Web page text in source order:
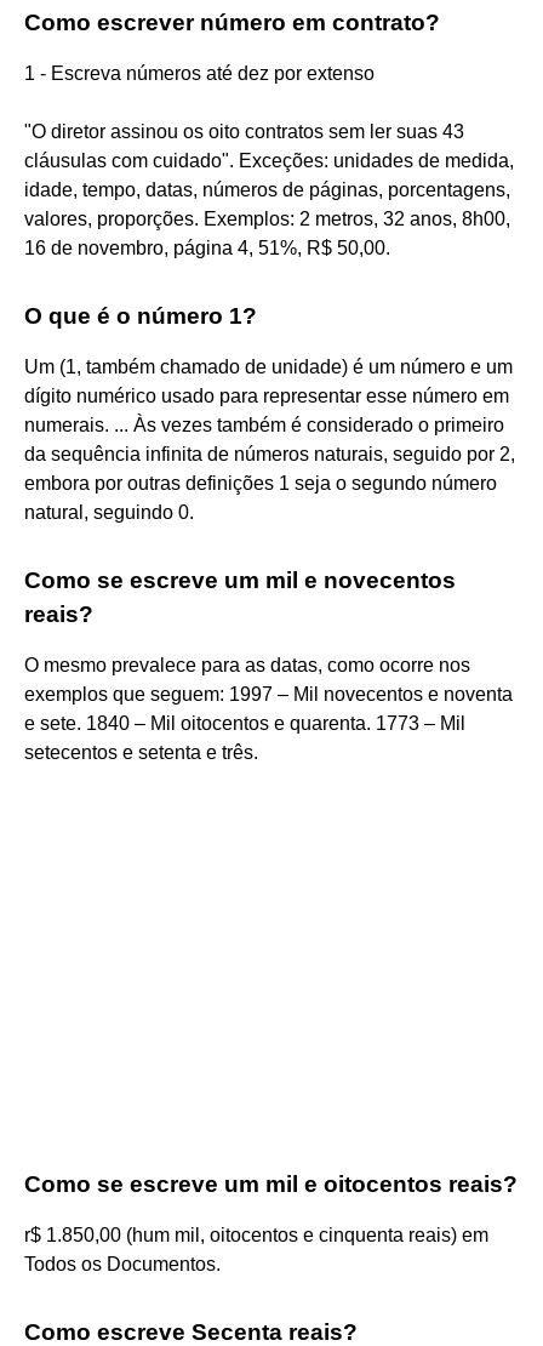
Como escrever número em contrato?
1 - Escreva números até dez por extenso
"O diretor assinou os oito contratos sem ler suas 43
cláusulas com cuidado". Exceções: unidades de medida,
idade, tempo, datas, números de páginas, porcentagens,
valores, proporções. Exemplos: 2 metros, 32 anos, 8h00,
16 de novembro, página 4, 51%, R$ 50,00.
O que é o número 1?
Um (1, também chamado de unidade) é um número e um
dígito numérico usado para representar esse número em
numerais. ... Às vezes também é considerado o primeiro
da sequência infinita de números naturais, seguido por 2,
embora por outras definições 1 seja o segundo número
natural, seguindo 0.
Como se escreve um mil e novecentos
reais?
O mesmo prevalece para as datas, como ocorre nos
exemplos que seguem: 1997 – Mil novecentos e noventa
e sete. 1840 – Mil oitocentos e quarenta. 1773 – Mil
setecentos e setenta e três.
Como se escreve um mil e oitocentos reais?
r$ 1.850,00 (hum mil, oitocentos e cinquenta reais) em
Todos os Documentos.
Como escreve Secenta reais?